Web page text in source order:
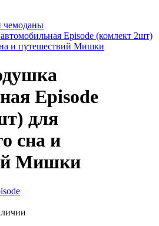
чемоданы
Episode (комлект 2шт)
и путешествий Мишки
Episode
для
сна и
Мишки